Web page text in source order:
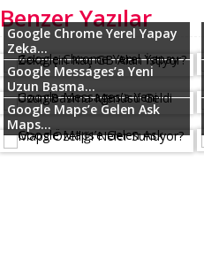
Benzer Yazılar
Google Chrome Yerel Yapay
Zeka...
Google Messages’a Yeni
Uzun Basma...
Google Maps’e Gelen Ask
Maps...